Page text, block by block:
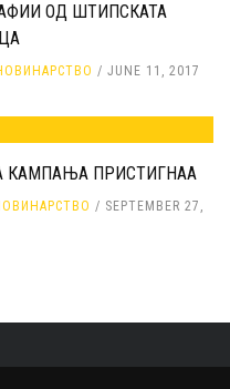
ОД ШТИПСКАТА
JUNE 11, 2017
КАМПАЊА ПРИСТИГНАА
SEPTEMBER 27,